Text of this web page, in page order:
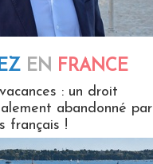
EN FRANCE
: un droit
abandonné par
français !